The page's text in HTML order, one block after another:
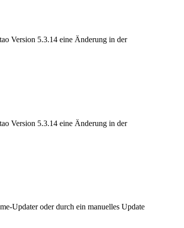
Version 5.3.14 eine Änderung in der
Version 5.3.14 eine Änderung in der
Updater oder durch ein manuelles Update